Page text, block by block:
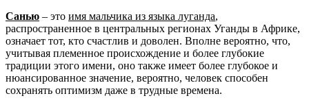
Санью – это имя мальчика из языка луганда,
распространенное в центральных регионах Уганды в Африке,
означает тот, кто счастлив и доволен. Вполне вероятно, что,
учитывая племенное происхождение и более глубокие
традиции этого имени, оно также имеет более глубокое и
нюансированное значение, вероятно, человек способен
сохранять оптимизм даже в трудные времена.